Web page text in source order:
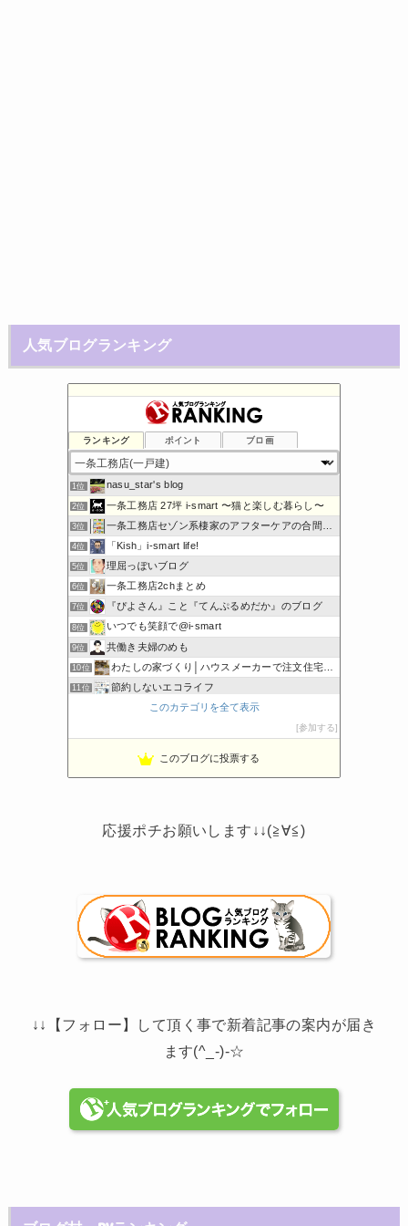
人気ブログランキング
ランキング ポイント ブロ画
1位 nasu_star's blog
2位 一条工務店 27坪 i-smart 〜猫と楽しむ暮らし〜
3位 一条工務店セゾン系棲家のアフターケアの合間に綴るブログ
4位 「Kish」i-smart life!
5位 理屈っぽいブログ
6位 一条工務店2chまとめ
7位 『ぴよさん』こと『てんぷるめだか』のブログ
8位 いつでも笑顔で@i-smart
9位 共働き夫婦のめも
10位 わたしの家づくり│ハウスメーカーで注文住宅を建てよう
11位 節約しないエコライフ
noahnoah研究所
平成の終わりに一条工務店で建てたi-cubeのブログ
わかまっちょのおうち
このカテゴリを全て表示
参加する
このブログに投票する
応援ポチお願いします↓↓(≧∀≦)
↓↓【フォロー】して頂く事で新着記事の案内が届き
ます(^_-)-☆